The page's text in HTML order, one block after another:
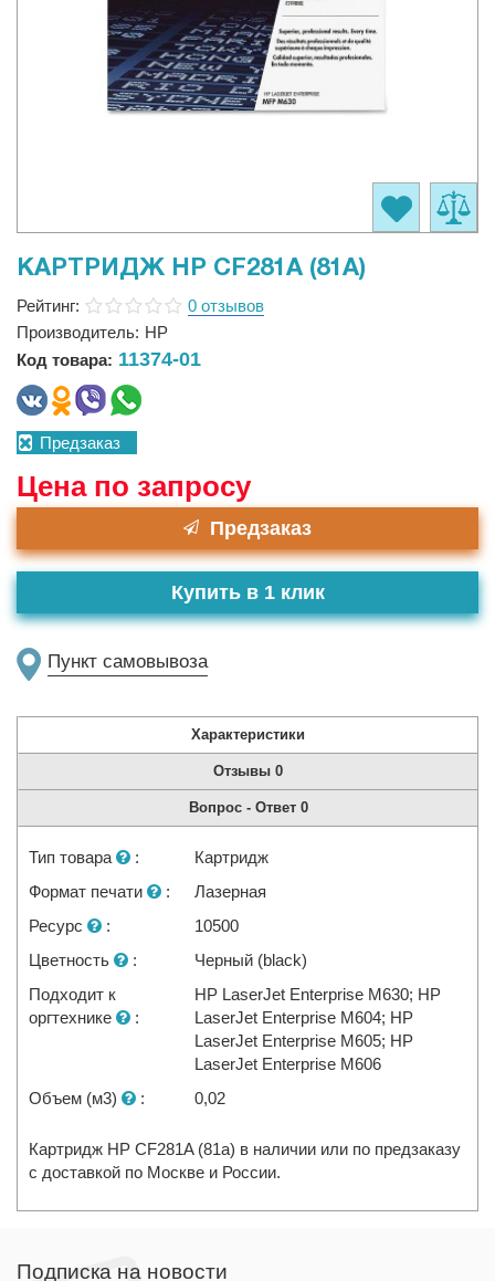
КАРТРИДЖ HP CF281A (81A)
Рейтинг:
0 отзывов
Производитель: HP
Код товара: 11374-01
Предзаказ
Цена по запросу
Предзаказ
Пункт самовывоза
Купить в 1 клик
Характеристики
Отзывы 0
Вопрос - Ответ 0
Тип товара :
Картридж
Формат печати
:
Лазерная
Ресурс
:
10500
Цветность
:
Черный (black)
Подходит к
оргтехнике
:
HP LaserJet Enterprise M630; HP
LaserJet Enterprise M604; HP
LaserJet Enterprise M605; HP
LaserJet Enterprise M606
Объем (м3)
: 0,02
Картридж HP CF281A (81a) в наличии или по предзаказу
с доставкой по Москве и России.
Подписка на новости